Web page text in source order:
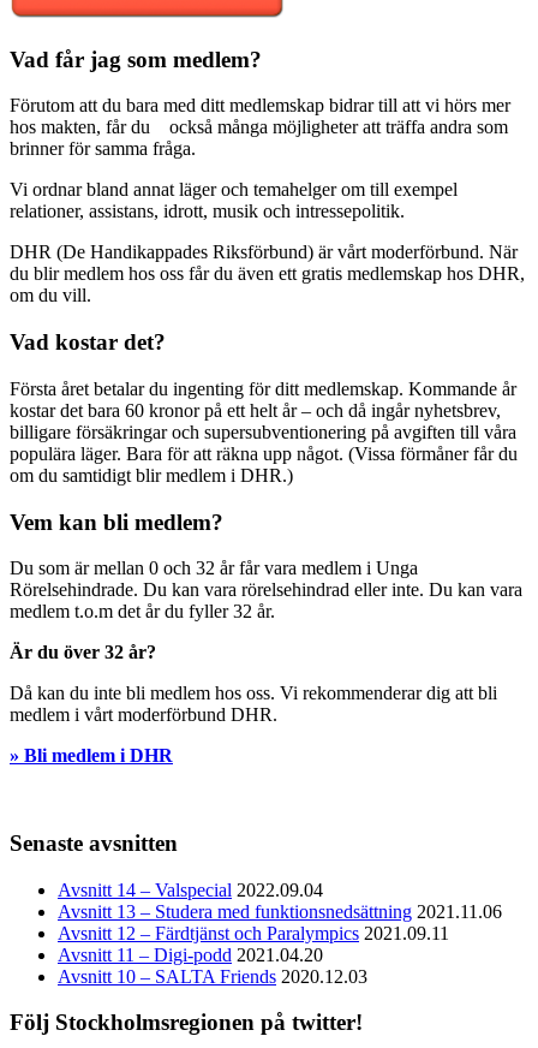
Vad får jag som medlem?
Förutom att du bara med ditt medlemskap bidrar till att vi hörs mer
hos makten, får du också många möjligheter att träffa andra som
brinner för samma fråga.
Vi ordnar bland annat läger och temahelger om till exempel
relationer, assistans, idrott, musik och intressepolitik.
DHR (De Handikappades Riksförbund) är vårt moderförbund. När
du blir medlem hos oss får du även ett gratis medlemskap hos DHR,
om du vill.
Vad kostar det?
Första året betalar du ingenting för ditt medlemskap. Kommande år
kostar det bara 60 kronor på ett helt år – och då ingår nyhetsbrev,
billigare försäkringar och supersubventionering på avgiften till våra
populära läger. Bara för att räkna upp något. (Vissa förmåner får du
om du samtidigt blir medlem i DHR.)
Vem kan bli medlem?
Du som är mellan 0 och 32 år får vara medlem i Unga
Rörelsehindrade. Du kan vara rörelsehindrad eller inte. Du kan vara
medlem t.o.m det år du fyller 32 år.
Är du över 32 år?
Då kan du inte bli medlem hos oss. Vi rekommenderar dig att bli
medlem i vårt moderförbund DHR.
» Bli medlem i DHR
Senaste avsnitten
Avsnitt 14 – Valspecial 2022.09.04
Avsnitt 13 – Studera med funktionsnedsättning 2021.11.06
Avsnitt 12 – Färdtjänst och Paralympics 2021.09.11
Avsnitt 11 – Digi-podd 2021.04.20
Avsnitt 10 – SALTA Friends 2020.12.03
Följ Stockholmsregionen på twitter!